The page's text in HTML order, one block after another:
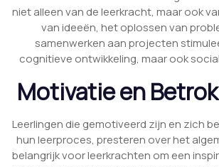
niet alleen van de leerkracht, maar ook
van ideeën, het oplossen van
samenwerken aan projecten
cognitieve ontwikkeling, maar ook
Motivatie en
Leerlingen die gemotiveerd zijn en zich
hun leerproces, presteren over het
belangrijk voor leerkrachten om een